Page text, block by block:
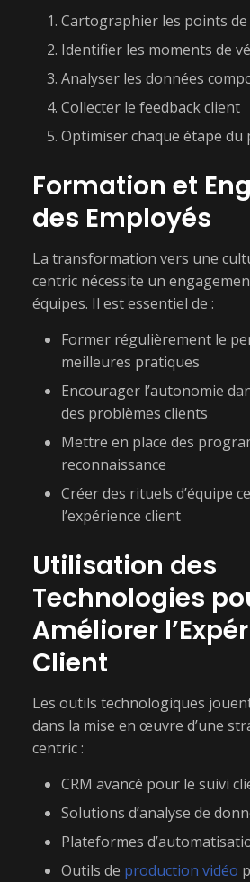
Cartographier les points
Identifier les moments de
Analyser les données
Collecter le feedback client
Optimiser chaque étape du
Formation et
des Employés
La transformation vers une
centric nécessite un
équipes. Il est essentiel de :
Former régulièrement le
meilleures pratiques
Encourager l’autonomie
des problèmes clients
Mettre en place des
reconnaissance
Créer des rituels d’équipe
l’expérience client
Utilisation des
Technologies
Améliorer
Client
Les outils technologiques
dans la mise en œuvre d’une
centric :
CRM avancé pour le suivi
Solutions d’analyse de
Plateformes
Outils de production vidéo